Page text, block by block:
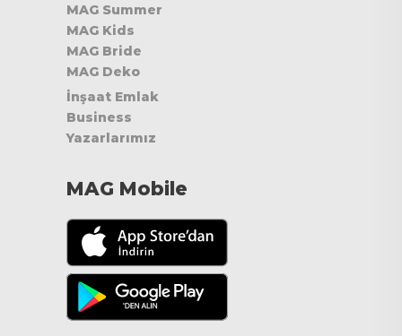
MAG Summer
MAG Kids
MAG Bride
MAG Deko
İnşaat Emlak
Business
Yazarlarımız
MAG Mobile